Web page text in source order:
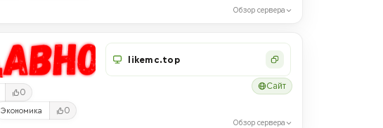
Обзор сервера
0
Экономика 0
likemc.top
Сайт
Обзор сервера